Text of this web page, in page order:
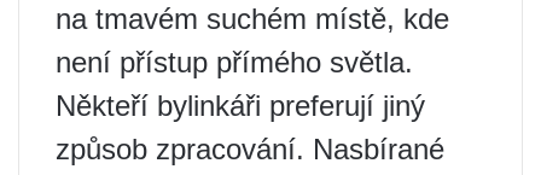
na tmavém suchém místě, kde
není přístup přímého světla.
Někteří bylinkáři preferují jiný
způsob zpracování. Nasbírané